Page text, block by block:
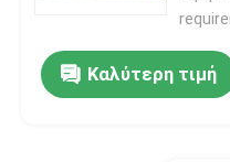
Ζητήστε μια
Καλύτερη τιμή